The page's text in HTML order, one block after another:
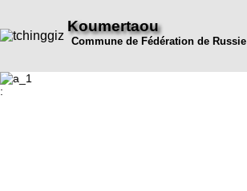
Koumertaou
Commune de Fédération de Russie
: